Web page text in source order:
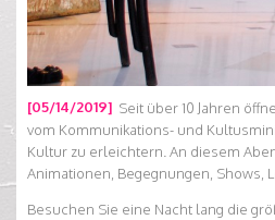
[05/14/2019] Seit über 10 Jahren
vom Kommunikations- und
Kultur zu erleichtern. An diesem
Animationen, Begegnungen, Shows,
Besuchen Sie eine Nacht lang die